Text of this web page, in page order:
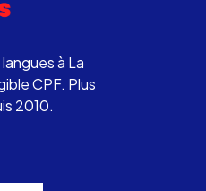
à La
CPF. Plus
2010.